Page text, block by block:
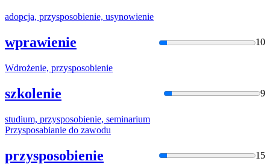
adopcja, przysposobienie, usynowienie
wprawienie 10
Wdrożenie, przysposobienie
szkolenie 9
studium, przysposobienie, seminarium
Przysposabianie do zawodu
przysposobienie 15